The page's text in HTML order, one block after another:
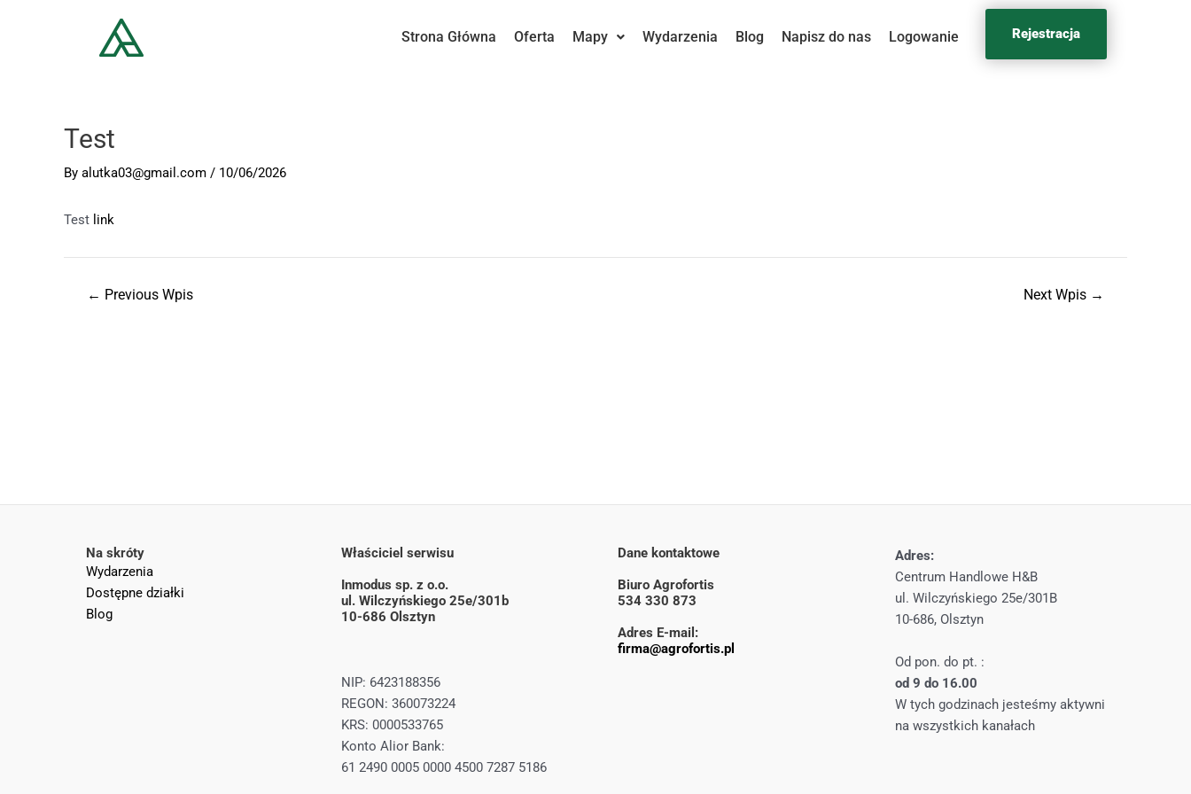
Strona Główna Oferta Mapy Wydarzenia Blog Napisz do nas Logowanie Rejestracja
Test
By alutka03@gmail.com / 10/06/2026
Test link
← Previous Wpis Next Wpis →
Na skróty
Wydarzenia
Dostępne działki
Blog
Właściciel serwisu
Inmodus sp. z o.o.
ul. Wilczyńskiego 25e/301b
10-686 Olsztyn
NIP: 6423188356
REGON: 360073224
KRS: 0000533765
Konto Alior Bank:
61 2490 0005 0000 4500 7287 5186
Dane kontaktowe
Biuro Agrofortis
534 330 873
Adres E-mail:
firma@agrofortis.pl
Adres:
Centrum Handlowe H&B
ul. Wilczyńskiego 25e/301B
10-686, Olsztyn
Od pon. do pt. :
od 9 do 16.00
W tych godzinach jesteśmy aktywni
na wszystkich kanałach